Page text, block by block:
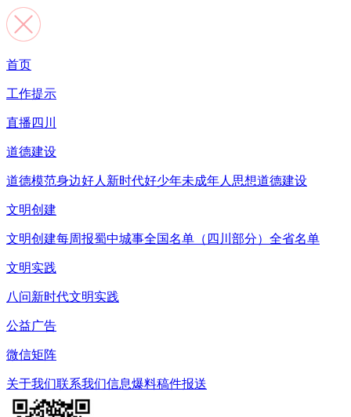
首页
工作提示
直播四川
道德建设
道德模范身边好人 新时代好少年未成年人思想道德建设
文明创建
文明创建每周报蜀中城事全国名单（四川部分） 全省名单
文明实践
八问新时代文明实践
公益广告
微信矩阵
关于我们联系我们信息爆料稿件报送